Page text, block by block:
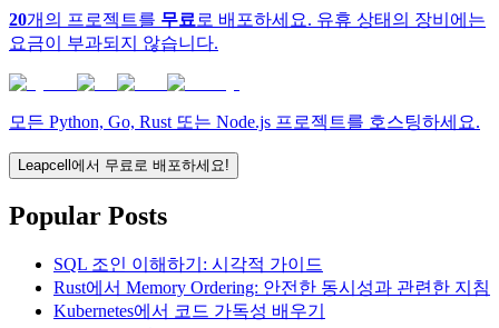
20개의 프로젝트를 무료 로 배포하세요. 유휴 상태의 장비에는
요금이 부과되지 않습니다.
모든 Python, Go, Rust 또는 Node.js 프로젝트를 호스팅하세요.
Leapcell에서 무료로 배포하세요!
Popular Posts
SQL 조인 이해하기: 시각적 가이드
Rust에서 Memory Ordering: 안전한 동시성과 관련한 지침
Kubernetes에서 코드 가독성 배우기